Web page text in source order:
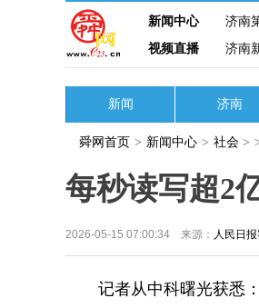
新闻中心 济南
视频直播
济南
新闻 济南
舜网首页 > 新闻中心 > 社会 >
每秒读写超2
2026-05-15 07:00:34 来源： 人民日
记者从中科曙光获悉：